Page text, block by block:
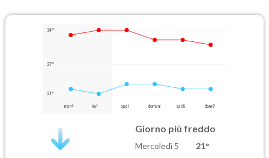
34°
27°
21°
mar 4 ieri oggi domani sab 8 dom 9
Giorno più freddo
Mercoledì 5 21°